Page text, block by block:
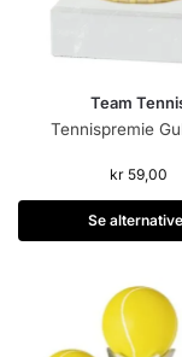
Team
Tennispremie
kr59,00
Se